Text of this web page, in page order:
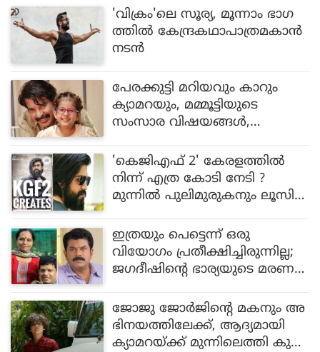
ളുമായി മിയ
'വിക്രം'ലെ സൂര്യ, മൂന്നാം ഭാഗ
ത്തില്‍ കേന്ദ്രകഥാപാത്രമകാന്‍
നടന്‍
പേരക്കുട്ടി മറിയവും കാറും
ക്യാമറയും, മമ്മൂട്ടിയുടെ
സംസാര വിഷയങ്ങൾ,
സുദേവ് പറയുന്നു
'കെജിഎഫ് 2' കേരളത്തില്‍
നിന്ന് എത്ര കോടി നേടി ?
മുന്നില്‍ പുലിമുരുകനും ലൂസിഫ
ഇത്രയും പെട്ടെന്ന് ഒരു
വിയോഗം പ്രതീക്ഷിച്ചിരുന്നില്ല;
ജഗദീഷിന്റെ ഭാര്യയുടെ മരണ
ജോജു ജോര്‍ജിന്റെ മകനും അ
ഭിനയത്തിലേക്ക്, ആദ്യമായി
ക്യാമറയ്ക്ക് മുന്നിലെത്തി കുട്ടി